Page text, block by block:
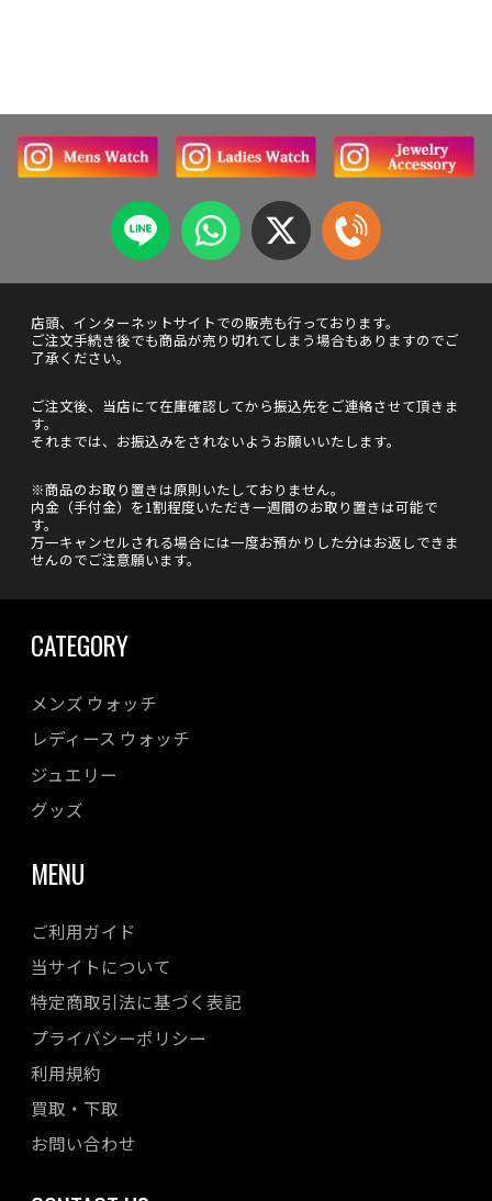
店頭、インターネットサイトでの販売も行っております。
ご注文手続き後でも商品が売り切れてしまう場合もありますのでご
了承ください。
ご注文後、当店にて在庫確認してから振込先をご連絡させて頂きま
す。
それまでは、お振込みをされないようお願いいたします。
※商品のお取り置きは原則いたしておりません。
内金（手付金）を1割程度いただき一週間のお取り置きは可能で
す。
万一キャンセルされる場合には一度お預かりした分はお返しできま
せんのでご注意願います。
CATEGORY
メンズ ウォッチ
レディース ウォッチ
ジュエリー
グッズ
MENU
ご利用ガイド
当サイトについて
特定商取引法に基づく表記
プライバシーポリシー
利用規約
買取・下取
お問い合わせ